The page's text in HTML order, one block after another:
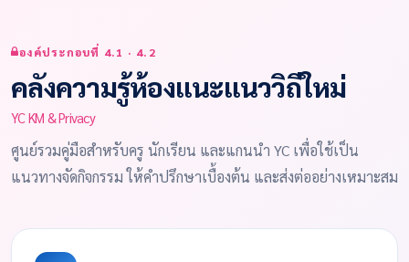
องค์ประกอบที่ 4.1 · 4.2
คลังความรู้ห้องแนะแนววิถีใหม่
YC KM & Privacy
ศูนย์รวมคู่มือสำหรับครู นักเรียน และแกนนำ YC เพื่อใช้เป็น
แนวทางจัดกิจกรรม ให้คำปรึกษาเบื้องต้น และส่งต่ออย่างเหมาะสม